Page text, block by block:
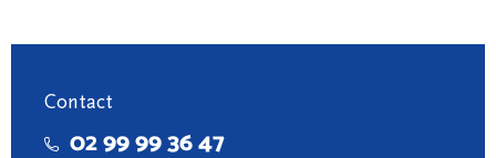
Contact
02 99 99 36 47